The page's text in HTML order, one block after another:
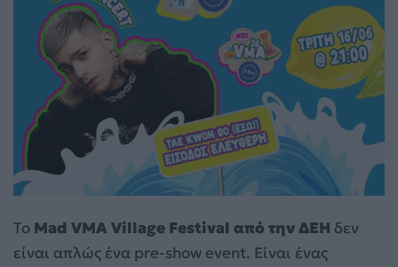
Το Mad VMAVillage Festival από την ΔΕΗ δεν
είναι απλώς ένα pre-show event. Είναι ένας